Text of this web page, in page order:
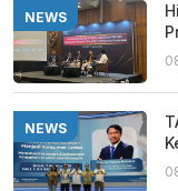
NEWS
NEWS